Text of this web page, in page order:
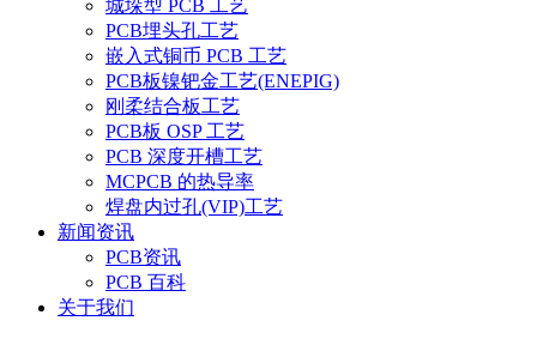
城垛型 PCB 工艺
PCB埋头孔工艺
嵌入式铜币 PCB 工艺
PCB板镍钯金工艺(ENEPIG)
刚柔结合板工艺
PCB板 OSP 工艺
PCB 深度开槽工艺
MCPCB 的热导率
焊盘内过孔(VIP)工艺
新闻资讯
PCB资讯
PCB 百科
关于我们